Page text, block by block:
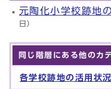
元陶化小学校跡地
日）
同じ階層にある他のカ
各学校跡地の活用状